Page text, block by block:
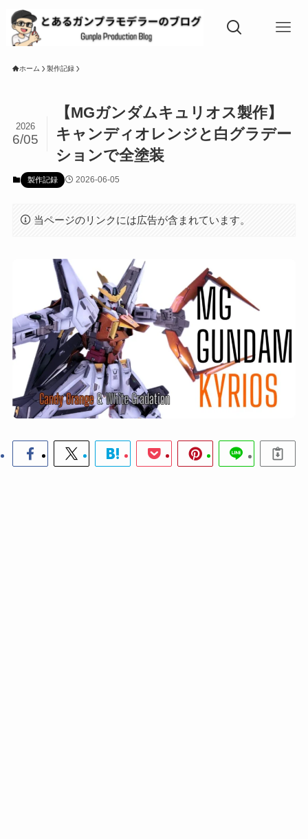
ホーム 製作記録
【MGガンダムキュリオス製作】
キャンディオレンジと白グラデー
ションで全塗装
2026
6/05
製作記録 2026-06-05
当ページのリンクには広告が含まれています。